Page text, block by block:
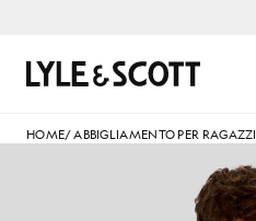
Cerca
HOME/ABBIGLIAMENTO PER RAGAZZI